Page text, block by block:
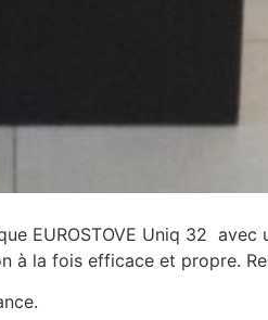
EUROSTOVE Uniq 32 avec
à la fois efficace et propre.